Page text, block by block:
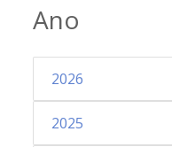
Ano
2026
2025